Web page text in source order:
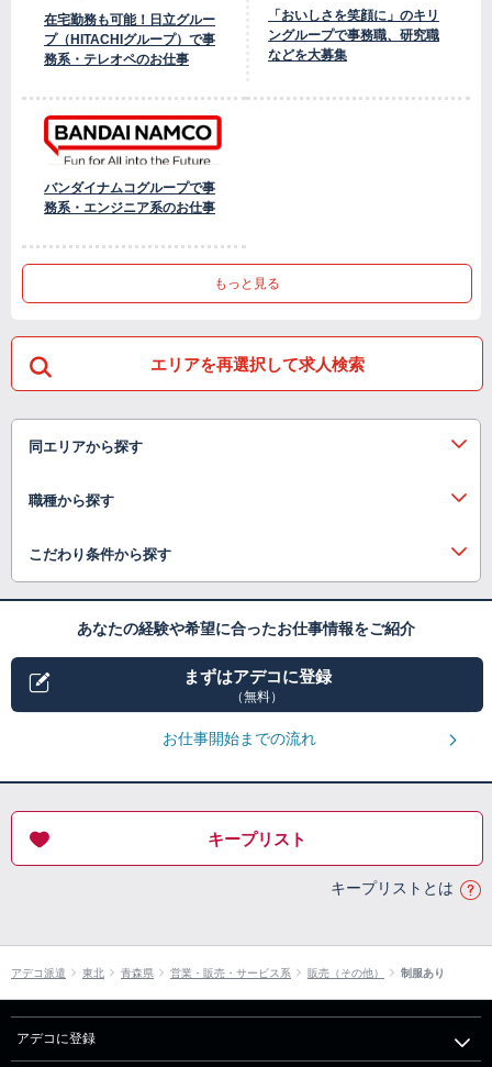
在宅勤務も可能！日立グルー
プ（HITACHIグループ）で事
務系・テレオペのお仕事
「おいしさを笑顔に」のキリ
ングループで事務職、研究職
などを大募集
バンダイナムコグループで事
務系・エンジニア系のお仕事
もっと見る
エリアを再選択して求人検索
同エリアから探す
職種から探す
こだわり条件から探す
あなたの経験や希望に合ったお仕事情報をご紹介
まずはアデコに登録
（無料）
お仕事開始までの流れ
キープリスト
キープリストとは
アデコ派遣 東北 青森県 営業・販売・サービス系 販売（その他） 制服あり
アデコに登録